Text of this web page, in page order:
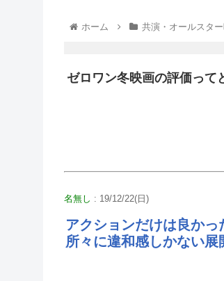
ホーム 共演・オールスタ
ゼロワン冬映画の評価って
名無し : 19/12/22(日)
アクションだけは良かっ
所々に違和感しかない